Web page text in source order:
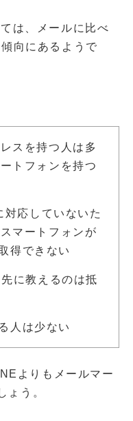
は、メールに比べ
向にあるようで
スを持つ人は多
トフォンを持つ
応していないた
マートフォンが
得できない
に教えるのは抵
人は少ない
よりもメールマー
ょう。